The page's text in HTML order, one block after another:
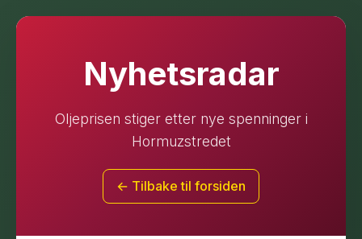
Nyhetsradar
Oljeprisen stiger etter nye spenninger i
Hormuzstredet
← Tilbake til forsiden